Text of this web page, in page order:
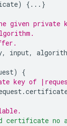
) {...}
given
, input,
)
{
key of
.
certificate no